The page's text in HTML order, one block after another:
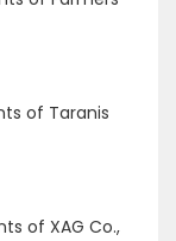
Taranis
XAG Co.,